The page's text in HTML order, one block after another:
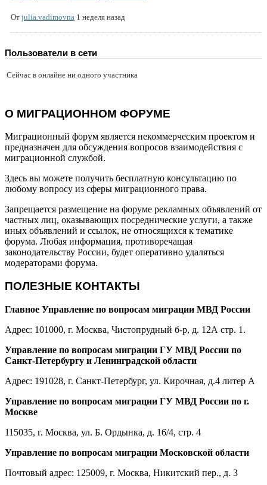
От julia.vadimovna 1 неделя назад
Пользователи в сети
Сейчас в онлайне ни одного участника
О МИГРАЦИОННОМ ФОРУМЕ
Миграционный форум является некоммерческим проектом и
предназначен для обсуждения вопросов взаимодействия с
миграционной службой.
Здесь вы можете получить бесплатную консультацию по
любому вопросу из сферы миграционного права.
Запрещается размещение на форуме рекламных объявлений от
частных лиц, оказывающих посреднические услуги, а также
иных объявлений и ссылок, не относящихся к тематике
форума. Любая информация, противоречащая
законодательству России, будет оперативно удаляться
модераторами форума.
ПОЛЕЗНЫЕ КОНТАКТЫ
Главное Управление по вопросам миграции МВД России
Адрес: 101000, г. Москва, Чистопрудный б-р, д. 12А стр. 1.
Управление по вопросам миграции ГУ МВД России по
Санкт-Петербургу и Ленинградской области
Адрес: 191028, г. Санкт-Петербург, ул. Кирочная, д.4 литер А
Управление по вопросам миграции ГУ МВД России по г.
Москве
115035, г. Москва, ул. Б. Ордынка, д. 16/4, стр. 4
Управление по вопросам миграции Московской области
Почтовый адрес: 125009, г. Москва, Никитский пер., д. 3